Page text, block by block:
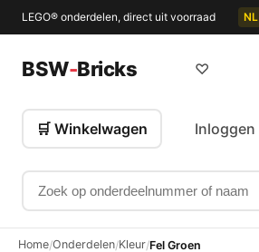
LEGO® onderdelen, direct uit voorraad NL
BSW-Bricks
Zoek op onderdeelnummer of naam
♡
🛒 Winkelwagen Inloggen
Home/Onderdelen/Kleur/Fel Groen